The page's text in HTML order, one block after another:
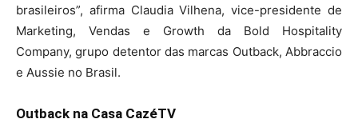
brasileiros”, afirma Claudia Vilhena, vice-presidente de
Marketing, Vendas e Growth da Bold Hospitality
Company, grupo detentor das marcas Outback, Abbraccio
e Aussie no Brasil.
Outback na Casa CazéTV